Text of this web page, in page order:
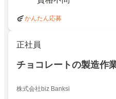
かんたん応募
正社員
チョコレートの製造作
株式会社biz Banksi